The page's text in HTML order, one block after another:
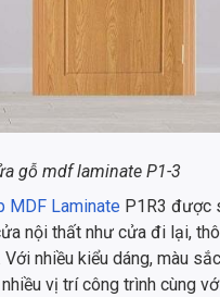
gỗ mdf laminate P1-3
MDF Laminate P1R3 được
nội thất như cửa đi lại,
nhiều kiểu dáng, màu
vị trí công trình cùng